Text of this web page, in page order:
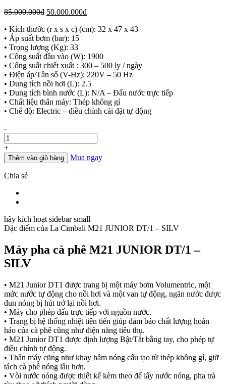
85.000.000đ Giá
là:
85.000.000đ.
50.000.000đGiá
tại
• Kích thước (r x s x c) (cm): 32 x 47 x 43
• Áp suất bơm (bar): 15
• Trọng lượng (Kg): 33
• Công suất đầu vào (W): 1900
• Công suất chiết xuất : 300 – 500 ly / ngày
• Điện áp/Tần số (V-Hz): 220V – 50 Hz
• Dung tích nồi hơi (L): 2.5
• Dung tích bình nước (L): N/A – Đấu nước trực tiếp
• Chất liệu thân máy: Thép không gỉ
• Chế độ: Electric – điều chỉnh cài đặt tự động
Số
lượng
-
+
Thêm vào giỏ hàng Mua ngay
Chia sẻ
hãy kích hoạt sidebar small
Đặc điểm của La Cimbali M21 JUNIOR DT/1 – SILV
Máy pha cà phê M21 JUNIOR DT/1 –
SILV
• M21 Junior DT1 được trang bị một máy bơm Volumentric, một
mức nước tự động cho nồi hơi và một van tự động, ngăn nước được
đun nóng bị hút trở lại nồi hơi.
• Máy cho phép đấu trực tiếp với nguồn nước.
• Trang bị hệ thống nhiệt tiên tiến giúp đảm bảo chất lượng hoàn
hảo của cà phê cũng như điện năng tiêu thụ.
• M21 Junior DT1 được định lượng Bật/Tắt bằng tay, cho phép tự
điều chỉnh tự động.
• Thân máy cũng như khay hâm nóng cấu tạo từ thép không gỉ, giữ
tách cà phê nóng lâu hơn.
• Vòi nước nóng được thiết kế kèm theo để lấy nước nóng, pha trà